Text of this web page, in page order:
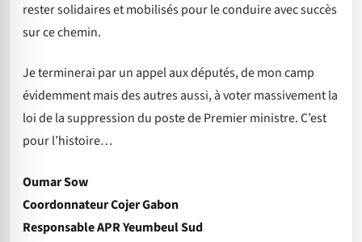
rester solidaires et mobilisés pour le conduire avec succès
sur ce chemin.
Je terminerai par un appel aux députés, de mon camp
évidemment mais des autres aussi, à voter massivement la
loi de la suppression du poste de Premier ministre. C’est
pour l’histoire…
Oumar Sow
Coordonnateur Cojer Gabon
Responsable APR Yeumbeul Sud